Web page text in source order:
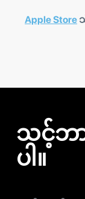
Apple Store
သင့်ဘ
ပါ။